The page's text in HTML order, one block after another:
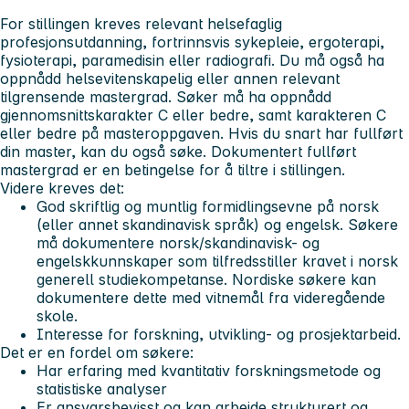
For stillingen kreves relevant helsefaglig
profesjonsutdanning, fortrinnsvis sykepleie, ergoterapi,
fysioterapi, paramedisin eller radiografi. Du må også ha
oppnådd helsevitenskapelig eller annen relevant
tilgrensende mastergrad. Søker må ha oppnådd
gjennomsnittskarakter C eller bedre, samt karakteren C
eller bedre på masteroppgaven. Hvis du snart har fullført
din master, kan du også søke. Dokumentert fullført
mastergrad er en betingelse for å tiltre i stillingen.
Videre kreves det:
God skriftlig og muntlig formidlingsevne på norsk
(eller annet skandinavisk språk) og engelsk. Søkere
må dokumentere norsk/skandinavisk- og
engelskkunnskaper som tilfredsstiller kravet i norsk
generell studiekompetanse. Nordiske søkere kan
dokumentere dette med vitnemål fra videregående
skole.
Interesse for forskning, utvikling- og prosjektarbeid.
Det er en fordel om søkere:
Har erfaring med kvantitativ forskningsmetode og
statistiske analyser